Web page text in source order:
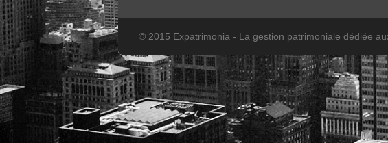
© 2015 Expatrimonia - La gestion patrimoniale dédiée